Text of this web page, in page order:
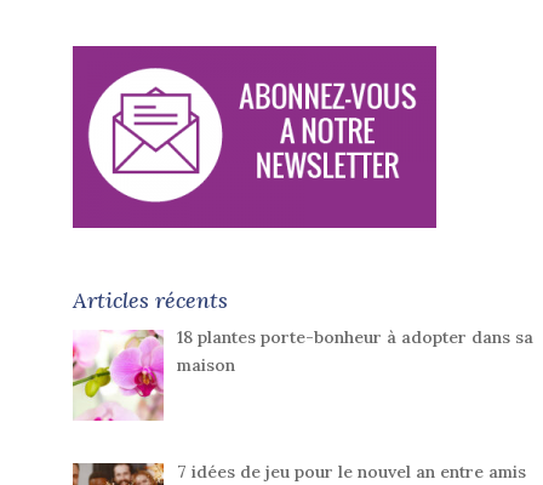
Articles récents
18 plantes porte-bonheur à adopter dans sa
maison
7 idées de jeu pour le nouvel an entre amis